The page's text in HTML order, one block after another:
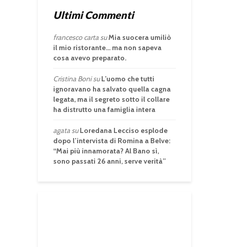
Ultimi Commenti
francesco cartasuMia suocera umiliò
il mio ristorante… ma non sapeva
cosa avevo preparato.
Cristina BonisuL’uomo che tutti
ignoravano ha salvato quella cagna
legata, ma il segreto sotto il collare
ha distrutto una famiglia intera
agatasuLoredana Lecciso esplode
dopo l’intervista di Romina a Belve:
“Mai più innamorata? Al Bano sì,
sono passati 26 anni, serve verità”